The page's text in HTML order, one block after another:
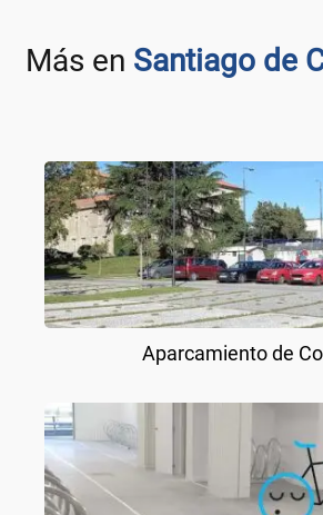
Más en Santiago de
Aparcamiento de